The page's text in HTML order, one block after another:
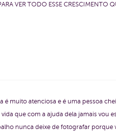
VER TODO ESSE CRESCIMENTO
muito atenciosa e é uma pessoa
que com a ajuda dela jamais vou
nunca deixe de fotografar porque